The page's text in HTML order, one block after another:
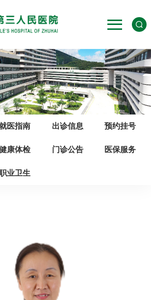
医指南 出诊信息 预约挂号
康体检 门诊公告 医保服务
业卫生